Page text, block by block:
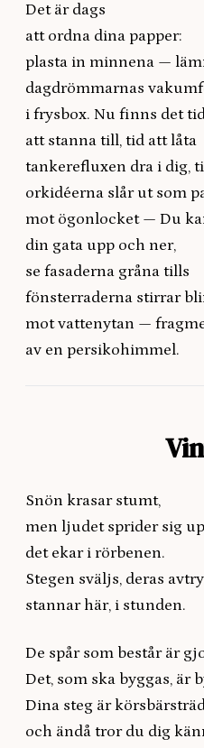
Det är dags
att ordna dina papper:
plasta in minnena —
dagdrömmarnas
i frysbox. Nu finns det
att stanna till, tid att låta
tankerefluxen dra i dig,
orkidéerna slår ut som
mot ögonlocket — Du
din gata upp och ner,
se fasaderna gråna tills
fönsterraderna stirrar
mot vattenytan —
av en persikohimmel.
Snön krasar stumt,
men ljudet sprider sig
det ekar i rörbenen.
Stegen sväljs, deras
stannar här, i stunden.
De spår som består är
Det, som ska byggas, är
Dina steg är
och ändå tror du dig